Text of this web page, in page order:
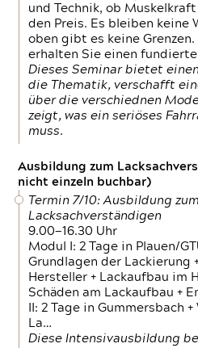
und Technik, ob
den Preis. Es bleiben keine
oben gibt es keine
erhalten Sie einen
Dieses Seminar bietet
die Thematik, verschafft
über die verschiednen
zeigt, was ein seriöses
muss.
Ausbildung zum
nicht einzeln buchbar)
Termin 7/10: Ausbildung zum
Lacksachverständigen
9.00—16.30 Uhr
Modul I: 2 Tage in Plauen/
Grundlagen der Lackierung
Hersteller + Lackaufbau im
Schäden am Lackaufbau +
II: 2 Tage in Gummersbach
La…
Diese Intensivausbildung